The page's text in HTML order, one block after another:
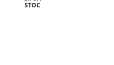
STOC